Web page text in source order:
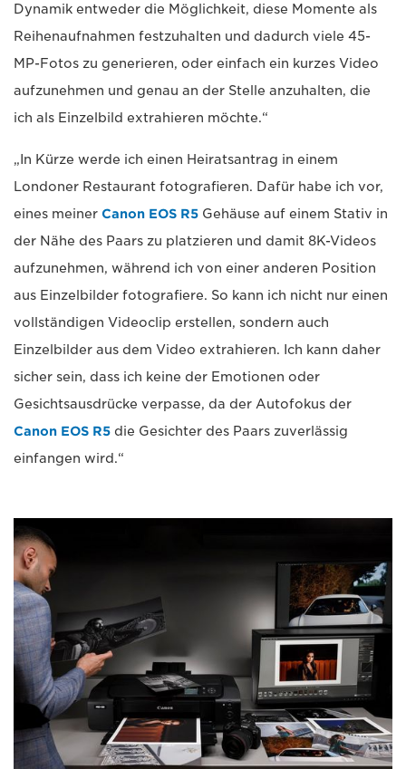
Dynamik entweder die Möglichkeit, diese Momente als
Reihenaufnahmen festzuhalten und dadurch viele 45-
MP-Fotos zu generieren, oder einfach ein kurzes Video
aufzunehmen und genau an der Stelle anzuhalten, die
ich als Einzelbild extrahieren möchte.“
„In Kürze werde ich einen Heiratsantrag in einem
Londoner Restaurant fotografieren. Dafür habe ich vor,
eines meiner Canon EOS R5 Gehäuse auf einem Stativ in
der Nähe des Paars zu platzieren und damit 8K-Videos
aufzunehmen, während ich von einer anderen Position
aus Einzelbilder fotografiere. So kann ich nicht nur einen
vollständigen Videoclip erstellen, sondern auch
Einzelbilder aus dem Video extrahieren. Ich kann daher
sicher sein, dass ich keine der Emotionen oder
Gesichtsausdrücke verpasse, da der Autofokus der
Canon EOS R5 die Gesichter des Paars zuverlässig
einfangen wird.“